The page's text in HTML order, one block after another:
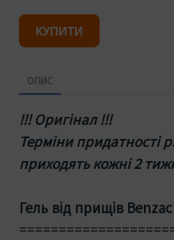
КУПИТИ
ОПИС
!!! Оригінал !!!
Терміни придатності
приходять кожні 2
Гель від прищів